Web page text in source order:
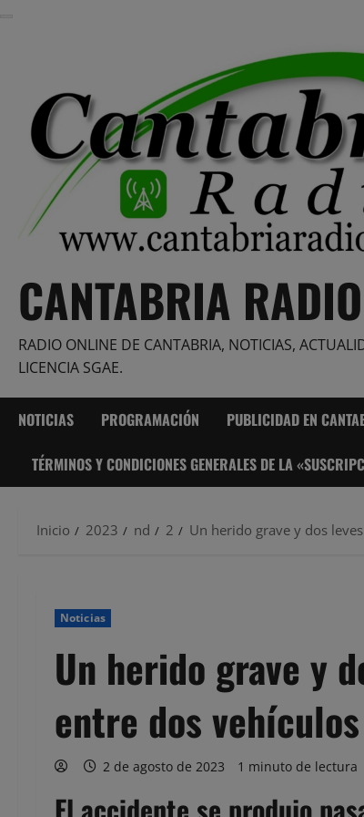
CANTABRIA RADIO
RADIO ONLINE DE CANTABRIA, NOTICIAS,
LICENCIA SGAE.
NOTICIAS PROGRAMACIÓN PUBLICIDAD EN
TÉRMINOS Y CONDICIONES GENERALES DE LA
Inicio 2023 nd 2 Un herido grave y dos
Noticias
Un herido grave y
entre dos
2 de agosto de 2023 1 minuto de lectura